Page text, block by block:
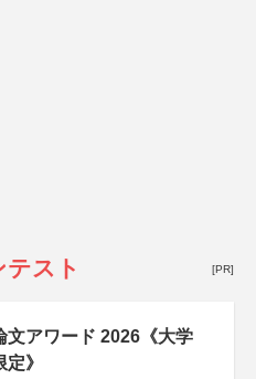
スト [PR]
文アワード 2026《大学
》